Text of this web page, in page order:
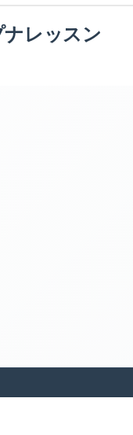
ナレッスン